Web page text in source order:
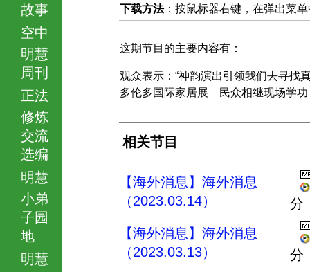
故事
空中
明慧
周刊
正法
修炼
交流
选编
明慧
小弟
子园
地
明慧
下载方法：按鼠标器右键，在弹出菜
这期节目的主要内容有：
观众表示：“神韵演出引领我们去寻找
多伦多国际家居展 民众相继现场学功
相关节目
【海外消息】海外消息
（2023.03.14）
分
【海外消息】海外消息
（2023.03.13）
分